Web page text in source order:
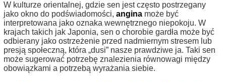
W kulturze orientalnej, gdzie sen jest często postrzegany
jako okno do podświadomości, angina może być
interpretowana jako oznaka wewnętrznego niepokoju. W
krajach takich jak Japonia, sen o chorobie gardła może być
odbierany jako ostrzeżenie przed nadmiernym stresem lub
presją społeczną, która „dusi” nasze prawdziwe ja. Taki sen
może sugerować potrzebę znalezienia równowagi między
obowiązkami a potrzebą wyrażania siebie.